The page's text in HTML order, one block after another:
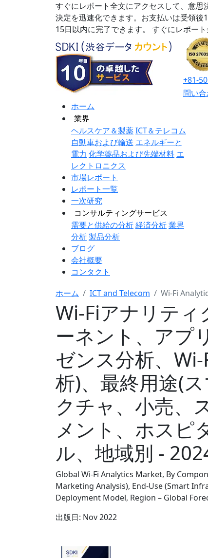
すぐにレポート全文にアクセスして、意思
決定を迅速化できます。お支払いは受領後
15日以内に完了できます。
すぐにレポー
+81-
問い
ホーム
業界
ヘルスケア＆製薬ICT＆テレコム
自動車および輸送 エネルギーと
電力 化学薬品および先端材料 エ
レクトロニクス
市場レポート
レポート一覧
一次研究
コンサルティングサービス
需要と供給の分析経済分析業界
分析製品分析
ブログ
会社概要
コンタクト
ホーム ICT and Telecom Wi-Fi
Wi-Fiアナリテ
ーネント、アプ
ゼンス分析、
析)、最終用途(
クチャ、小売、
メント、ホスピ
ル、地域別 -
Global Wi-Fi Analytics Market, By
Marketing Analysis), End-Use (Smart
Deployment Model, Region – Global
出版日: Nov 2022